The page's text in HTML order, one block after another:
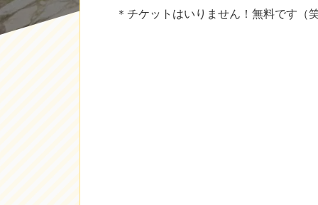
＊チケットはいりません！無料です（笑